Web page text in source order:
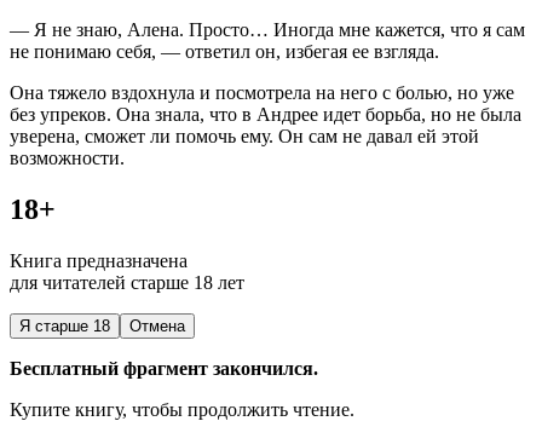
— Я не знаю, Алена. Просто… Иногда мне кажется, что я сам
не понимаю себя, — ответил он, избегая ее взгляда.
Она тяжело вздохнула и посмотрела на него с болью, но уже
без упреков. Она знала, что в Андрее идет борьба, но не была
уверена, сможет ли помочь ему. Он сам не давал ей этой
возможности.
18+
Книга предназначена
для читателей старше 18 лет
Я старше 18 Отмена
Бесплатный фрагмент закончился.
Купите книгу, чтобы продолжить чтение.